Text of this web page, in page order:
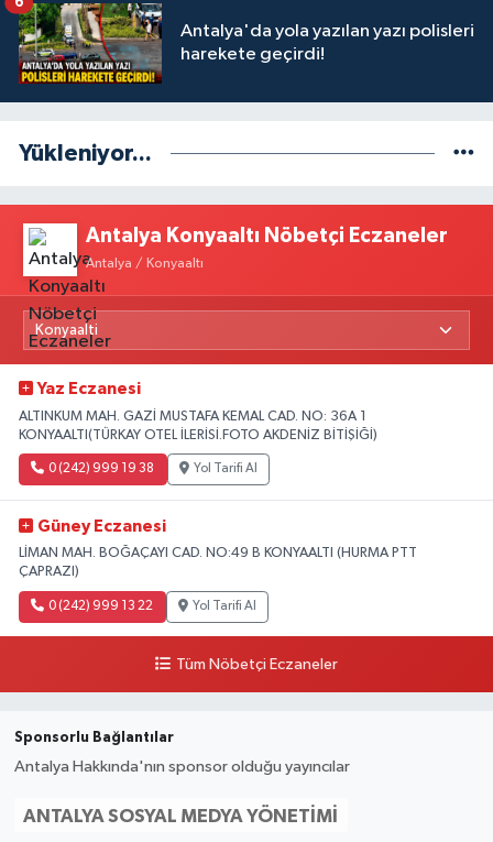
Antalya'da yola yazılan yazı polisleri
harekete geçirdi!
Yükleniyor...
Antalya Konyaaltı Nöbetçi Eczaneler
Antalya / Konyaaltı
Yaz Eczanesi
ALTINKUM MAH. GAZİ MUSTAFA KEMAL CAD. NO: 36A 1
KONYAALTI(TÜRKAY OTEL İLERİSİ.FOTO AKDENİZ BİTİŞİĞİ)
0 (242) 999 19 38 Yol Tarifi Al
Güney Eczanesi
LİMAN MAH. BOĞAÇAYI CAD. NO:49 B KONYAALTI (HURMA PTT
ÇAPRAZI)
0 (242) 999 13 22 Yol Tarifi Al
Tüm Nöbetçi Eczaneler
Sponsorlu Bağlantılar
Antalya Hakkında'nın sponsor olduğu yayıncılar
ANTALYA SOSYAL MEDYA YÖNETIMI